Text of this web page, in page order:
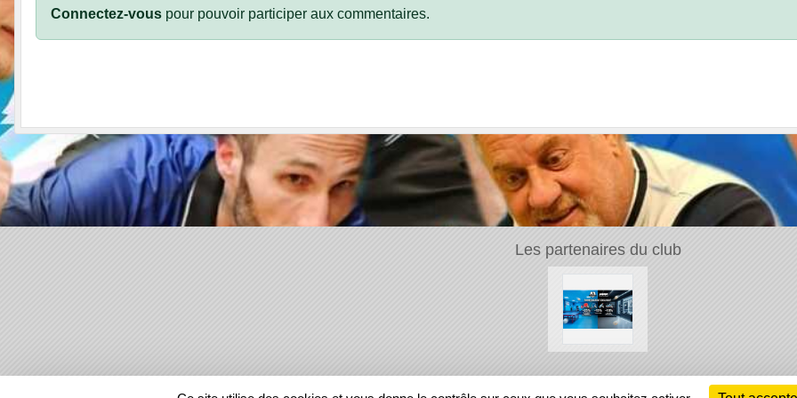
Connectez-vous pour pouvoir participer aux commentaires.
Les partenaires du club
REGIONS